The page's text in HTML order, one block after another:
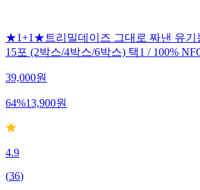
★1+1★트리밀데이즈 그대로 짜낸 유기
15포 (2박스/4박스/6박스) 택1 / 100%
39,000원
64%13,900원
4.9
(36)